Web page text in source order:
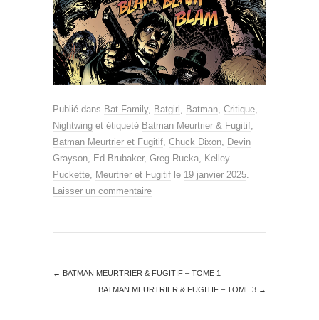
Publié dans Bat-Family, Batgirl , Batman, Critique,
Nightwing et étiqueté Batman Meurtrier & Fugitif,
Batman Meurtrier et Fugitif, Chuck Dixon, Devin
Grayson, Ed Brubaker, Greg Rucka, Kelley
Puckette, Meurtrier et Fugitif le 19 janvier 2025.
Laisser un commentaire
← BATMAN MEURTRIER & FUGITIF – TOME 1
BATMAN MEURTRIER & FUGITIF – TOME 3 →